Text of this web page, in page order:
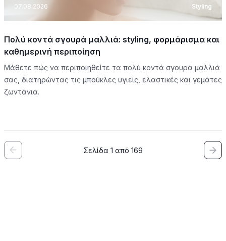
07.08.2026 Styling
Πολύ κοντά σγουρά μαλλιά: styling, φορμάρισμα και
καθημερινή περιποίηση
Μάθετε πώς να περιποιηθείτε τα πολύ κοντά σγουρά μαλλιά
σας, διατηρώντας τις μπούκλες υγιείς, ελαστικές και γεμάτες
ζωντάνια.
Σελίδα 1 από 169